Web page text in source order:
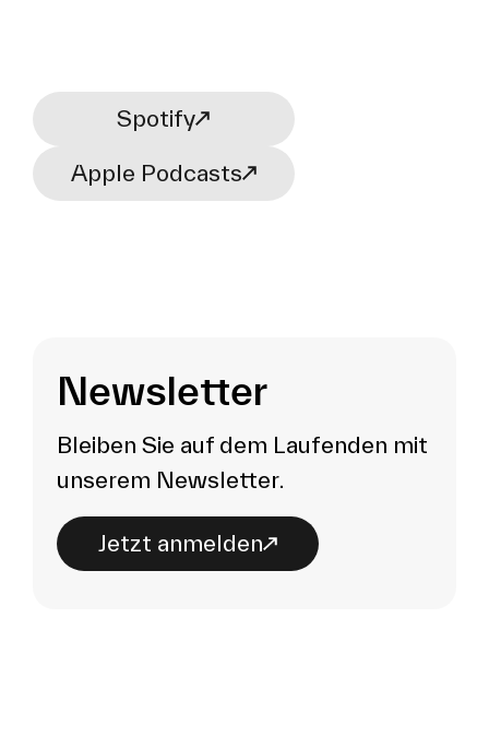
Spotify
Apple Podcasts
Newsletter
Bleiben Sie auf dem Laufenden mit
unserem Newsletter.
Jetzt anmelden